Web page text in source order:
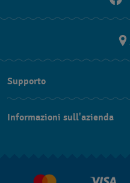
Supporto
Contattaci
Informazioni sull'azienda